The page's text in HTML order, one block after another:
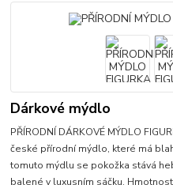
Dárkové mýdlo
PŘÍRODNÍ DÁRKOVÉ MÝDLO
české přírodní mýdlo, které má
tomuto mýdlu se pokožka stává
balené v luxusním sáčku.